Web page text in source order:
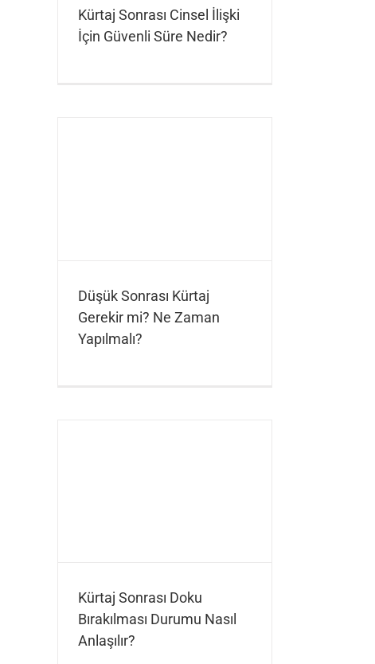
Kürtaj Sonrası Cinsel İlişki
İçin Güvenli Süre Nedir?
Düşük Sonrası Kürtaj
Gerekir mi? Ne Zaman
Yapılmalı?
Kürtaj Sonrası Doku
Bırakılması Durumu Nasıl
Anlaşılır?